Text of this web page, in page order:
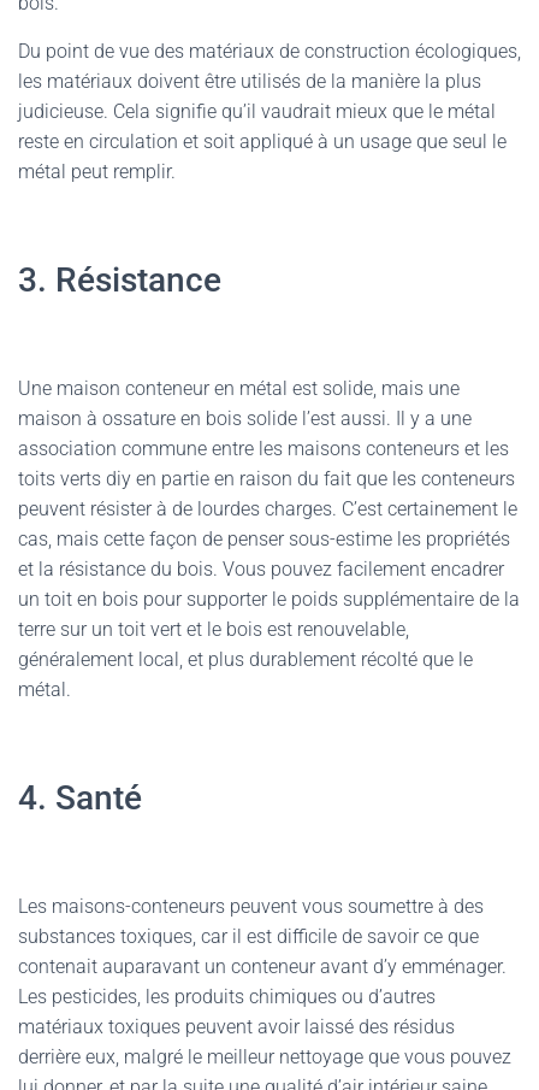
Du point de vue des matériaux de construction écologiques,
les matériaux doivent être utilisés de la manière la plus
judicieuse. Cela signifie qu’il vaudrait mieux que le métal
reste en circulation et soit appliqué à un usage que seul le
métal peut remplir.
3. Résistance
Une maison conteneur en métal est solide, mais une
maison à ossature en bois solide l’est aussi. Il y a une
association commune entre les maisons conteneurs et les
toits verts diy en partie en raison du fait que les conteneurs
peuvent résister à de lourdes charges. C’est certainement le
cas, mais cette façon de penser sous-estime les propriétés
et la résistance du bois. Vous pouvez facilement encadrer
un toit en bois pour supporter le poids supplémentaire de la
terre sur un toit vert et le bois est renouvelable,
généralement local, et plus durablement récolté que le
métal.
4. Santé
Les maisons-conteneurs peuvent vous soumettre à des
substances toxiques, car il est difficile de savoir ce que
contenait auparavant un conteneur avant d’y emménager.
Les pesticides, les produits chimiques ou d’autres
matériaux toxiques peuvent avoir laissé des résidus
derrière eux, malgré le meilleur nettoyage que vous pouvez